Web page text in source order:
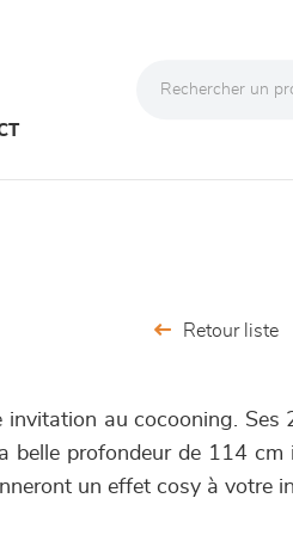
Retour liste
au cocooning. Ses
belle profondeur de 114 cm
un effet cosy à votre